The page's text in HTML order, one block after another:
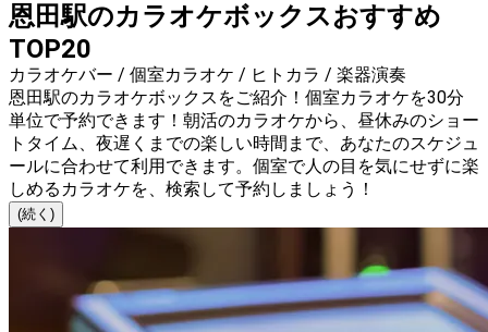
恩田駅のカラオケボックスおすすめ
TOP20
カラオケバー / 個室カラオケ / ヒトカラ / 楽器演奏
恩田駅のカラオケボックスをご紹介！個室カラオケを30分
単位で予約できます！朝活のカラオケから、昼休みのショー
トタイム、夜遅くまでの楽しい時間まで、あなたのスケジュ
ールに合わせて利用できます。個室で人の目を気にせずに楽
しめるカラオケを、検索して予約しましょう！
(続く)